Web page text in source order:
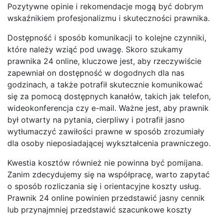
Pozytywne opinie i rekomendacje mogą być dobrym
wskaźnikiem profesjonalizmu i skuteczności prawnika.
Dostępność i sposób komunikacji to kolejne czynniki,
które należy wziąć pod uwagę. Skoro szukamy
prawnika 24 online, kluczowe jest, aby rzeczywiście
zapewniał on dostępność w dogodnych dla nas
godzinach, a także potrafił skutecznie komunikować
się za pomocą dostępnych kanałów, takich jak telefon,
wideokonferencja czy e-mail. Ważne jest, aby prawnik
był otwarty na pytania, cierpliwy i potrafił jasno
wytłumaczyć zawiłości prawne w sposób zrozumiały
dla osoby nieposiadającej wykształcenia prawniczego.
Kwestia kosztów również nie powinna być pomijana.
Zanim zdecydujemy się na współpracę, warto zapytać
o sposób rozliczania się i orientacyjne koszty usług.
Prawnik 24 online powinien przedstawić jasny cennik
lub przynajmniej przedstawić szacunkowe koszty